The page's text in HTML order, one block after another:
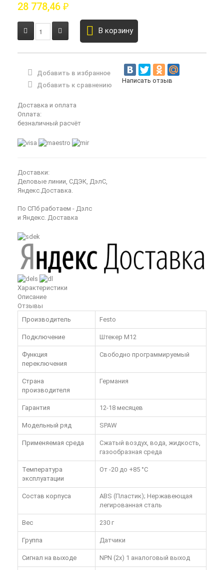
28 778,46 ₽
В корзину
Добавить в избранное
Добавить к сравнению
Написать отзыв
Доставка и оплата
Оплата:
безналичный расчёт
Доставки:
Деловые линии, СДЭК, ДэлС,
Яндекс.Доставка.
По СПб работаем - Дэлс
и Яндекс. Доставка
Характеристики
Описание
Отзывы
Производитель
Festo
Подключение Штекер М12
Функция
переключения
Свободно программируемый
Страна
производителя
Германия
Гарантия 12-18 месяцев
Модельный ряд SPAW
Применяемая среда
Сжатый воздух, вода, жидкость,
газообразная среда
Температура
эксплуатации
От -20 до +85 °C
Состав корпуса
ABS (Пластик); Нержавеющая
легированная сталь
Вес 230 г
Группа Датчики
Сигнал на выходе NPN (2x) 1 аналоговый выход